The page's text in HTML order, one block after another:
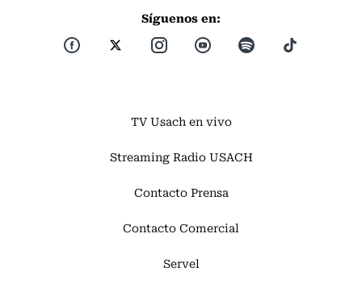
Síguenos en:
TV Usach en vivo
Streaming Radio USACH
Contacto Prensa
Contacto Comercial
Servel